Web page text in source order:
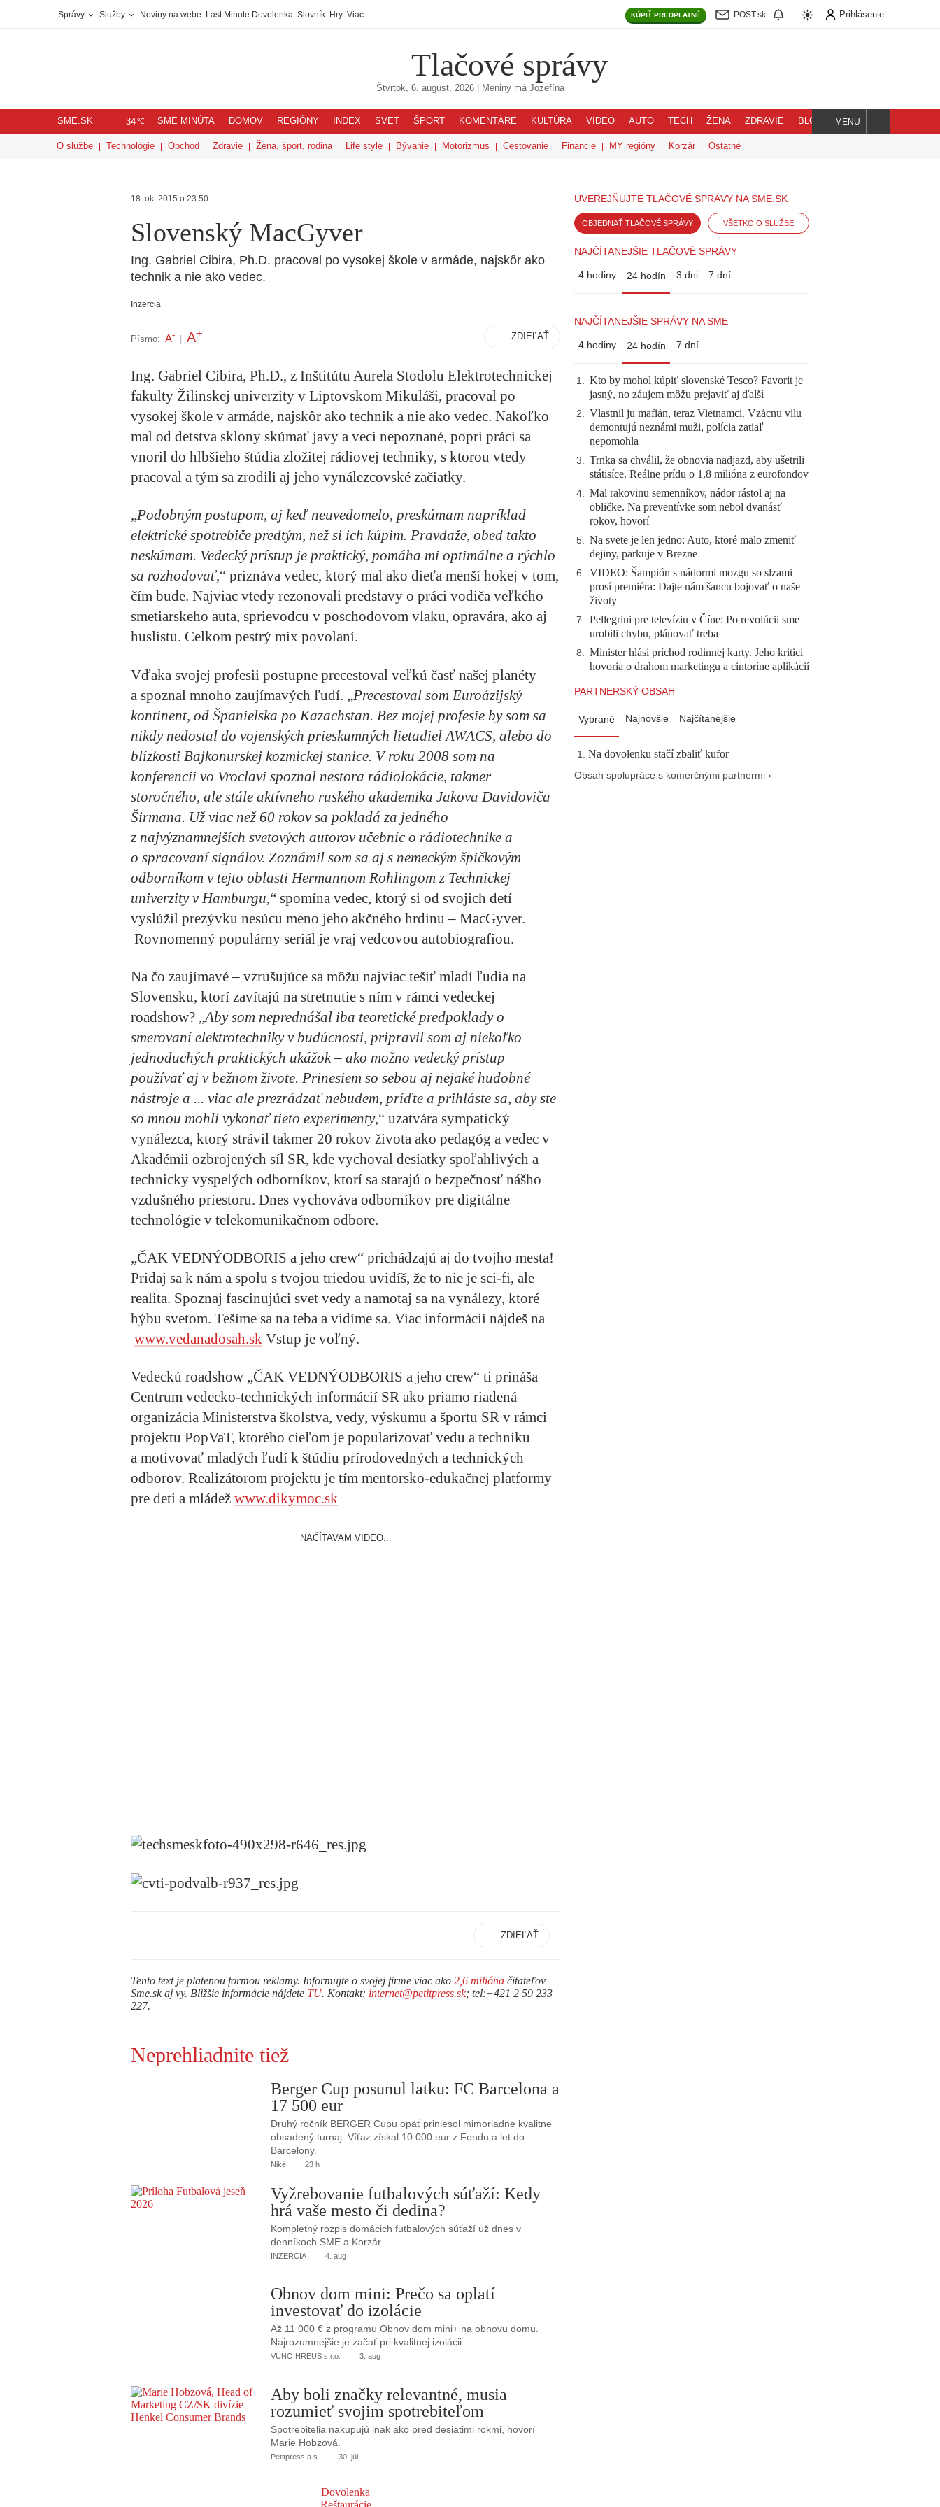
Správy Služby Noviny na webe Last Minute Dovolenka Slovník Hry Viac KÚPIŤ PREDPLATNÉ POST.sk Prihlásenie
Tlačové správy
Štvrtok, 6. august, 2026| Meniny má Jozefína
SME.SK 34℃ SME MINÚTA DOMOV REGIÓNY INDEX SVET ŠPORT KOMENTÁRE KULTÚRA VIDEO AUTO TECH ŽENA ZDRAVIE BLOG
Hľadaj
MENU
O službe Technológie Obchod Zdravie Žena, šport, rodina Life style Bývanie Motorizmus Cestovanie Financie MY regióny Korzár Ostatné
18. okt 2015 o 23:50
Slovenský MacGyver
Ing. Gabriel Cibira, Ph.D. pracoval po vysokej škole v armáde, najskôr ako
technik a nie ako vedec.
Inzercia
Písmo: A- A+ ZDIEĽAŤ
Ing. Gabriel Cibira, Ph.D., z Inštitútu Aurela Stodolu Elektrotechnickej
fakulty Žilinskej univerzity v Liptovskom Mikuláši, pracoval po
vysokej škole v armáde, najskôr ako technik a nie ako vedec. Nakoľko
mal od detstva sklony skúmať javy a veci nepoznané, popri práci sa
vnoril do hlbšieho štúdia zložitej rádiovej techniky, s ktorou vtedy
pracoval a tým sa zrodili aj jeho vynálezcovské začiatky.
„Podobným postupom, aj keď neuvedomelo, preskúmam napríklad
elektrické spotrebiče predtým, než si ich kúpim. Pravdaže, obed takto
neskúmam. Vedecký prístup je praktický, pomáha mi optimálne a rýchlo
sa rozhodovať,“ priznáva vedec, ktorý mal ako dieťa menší hokej v tom,
čím bude. Najviac vtedy rezonovali predstavy o práci vodiča veľkého
smetiarskeho auta, sprievodcu v poschodovom vlaku, opravára, ako aj
huslistu. Celkom pestrý mix povolaní.
Vďaka svojej profesii postupne precestoval veľkú časť našej planéty
a spoznal mnoho zaujímavých ľudí. „Precestoval som Euroázijský
kontinent, od Španielska po Kazachstan. Bez mojej profesie by som sa
nikdy nedostal do vojenských prieskumných lietadiel AWACS, alebo do
blízkosti Bajkonurskej kozmickej stanice. V roku 2008 som na
konferencii vo Vroclavi spoznal nestora rádiolokácie, takmer
storočného, ale stále aktívneho ruského akademika Jakova Davidoviča
Širmana. Už viac než 60 rokov sa pokladá za jedného
z najvýznamnejších svetových autorov učebníc o rádiotechnike a
o spracovaní signálov. Zoznámil som sa aj s nemeckým špičkovým
odborníkom v tejto oblasti Hermannom Rohlingom z Technickej
univerzity v Hamburgu,“ spomína vedec, ktorý si od svojich detí
vyslúžil prezývku nesúcu meno jeho akčného hrdinu – MacGyver.
Rovnomenný populárny seriál je vraj vedcovou autobiografiou.
Na čo zaujímavé – vzrušujúce sa môžu najviac tešiť mladí ľudia na
Slovensku, ktorí zavítajú na stretnutie s ním v rámci vedeckej
roadshow? „Aby som neprednášal iba teoretické predpoklady o
smerovaní elektrotechniky v budúcnosti, pripravil som aj niekoľko
jednoduchých praktických ukážok – ako možno vedecký prístup
používať aj v bežnom živote. Prinesiem so sebou aj nejaké hudobné
nástroje a ... viac ale prezrádzať nebudem, príďte a prihláste sa, aby ste
so mnou mohli vykonať tieto experimenty,“ uzatvára sympatický
vynálezca, ktorý strávil takmer 20 rokov života ako pedagóg a vedec v
Akadémii ozbrojených síl SR, kde vychoval desiatky spoľahlivých a
technicky vyspelých odborníkov, ktorí sa starajú o bezpečnosť nášho
vzdušného priestoru. Dnes vychováva odborníkov pre digitálne
technológie v telekomunikačnom odbore.
„ČAK VEDNÝODBORIS a jeho crew“ prichádzajú aj do tvojho mesta!
Pridaj sa k nám a spolu s tvojou triedou uvidíš, že to nie je sci-fi, ale
realita. Spoznaj fascinujúci svet vedy a namotaj sa na vynálezy, ktoré
hýbu svetom. Tešíme sa na teba a vidíme sa. Viac informácií nájdeš na
www.vedanadosah.sk Vstup je voľný.
Vedeckú roadshow „ČAK VEDNÝODBORIS a jeho crew“ ti prináša
Centrum vedecko-technických informácií SR ako priamo riadená
organizácia Ministerstva školstva, vedy, výskumu a športu SR v rámci
projektu PopVaT, ktorého cieľom je popularizovať vedu a techniku
a motivovať mladých ľudí k štúdiu prírodovedných a technických
odborov. Realizátorom projektu je tím mentorsko-edukačnej platformy
pre deti a mládež www.dikymoc.sk
NAČÍTAVAM VIDEO...
ZDIEĽAŤ
Tento text je platenou formou reklamy. Informujte o svojej firme viac ako 2,6 milióna čitateľov
Sme.sk aj vy. Bližšie informácie nájdete TU. Kontakt: internet@petitpress.sk; tel:+421 2 59 233
227.
UVEREJŇUJTE TLAČOVÉ SPRÁVY NA SME.SK
OBJEDNAŤ TLAČOVÉ SPRÁVY VŠETKO O SLUŽBE
NAJČÍTANEJŠIE TLAČOVÉ SPRÁVY
4 hodiny 24 hodín 3 dni 7 dní
NAJČÍTANEJŠIE SPRÁVY NA SME
4 hodiny 24 hodín 7 dní
1. Kto by mohol kúpiť slovenské Tesco? Favorit je
jasný, no záujem môžu prejaviť aj ďalší
2. Vlastnil ju mafián, teraz Vietnamci. Vzácnu vilu
demontujú neznámi muži, polícia zatiaľ
nepomohla
3. Trnka sa chválil, že obnovia nadjazd, aby ušetrili
státisíce. Reálne prídu o 1,8 milióna z eurofondov
4. Mal rakovinu semenníkov, nádor rástol aj na
obličke. Na preventívke som nebol dvanásť
rokov, hovorí
5. Na svete je len jedno: Auto, ktoré malo zmeniť
dejiny, parkuje v Brezne
6. VIDEO: Šampión s nádormi mozgu so slzami
prosí premiéra: Dajte nám šancu bojovať o naše
životy
7. Pellegrini pre televíziu v Číne: Po revolúcii sme
urobili chybu, plánovať treba
8. Minister hlási príchod rodinnej karty. Jeho kritici
hovoria o drahom marketingu a cintoríne aplikácií
PARTNERSKÝ OBSAH
Vybrané Najnovšie Najčítanejšie
Na dovolenku stačí zbaliť kufor
Obsah spolupráce s komerčnými partnermi ›
Neprehliadnite tiež
Berger Cup posunul latku: FC Barcelona a
17 500 eur
Druhý ročník BERGER Cupu opäť priniesol mimoriadne kvalitne
obsadený turnaj. Víťaz získal 10 000 eur z Fondu a let do
Barcelony.
Niké 23 h
Vyžrebovanie futbalových súťaží: Kedy
hrá vaše mesto či dedina?
Kompletný rozpis domácich futbalových súťaží už dnes v
denníkoch SME a Korzár.
INZERCIA 4. aug
Obnov dom mini: Prečo sa oplatí
investovať do izolácie
Až 11 000 € z programu Obnov dom mini+ na obnovu domu.
Najrozumnejšie je začať pri kvalitnej izolácii.
VUNO HREUS s.r.o. 3. aug
Aby boli značky relevantné, musia
rozumieť svojim spotrebiteľom
Spotrebitelia nakupujú inak ako pred desiatimi rokmi, hovorí
Marie Hobzová.
Petitpress a.s. 30. júl
Dovolenka